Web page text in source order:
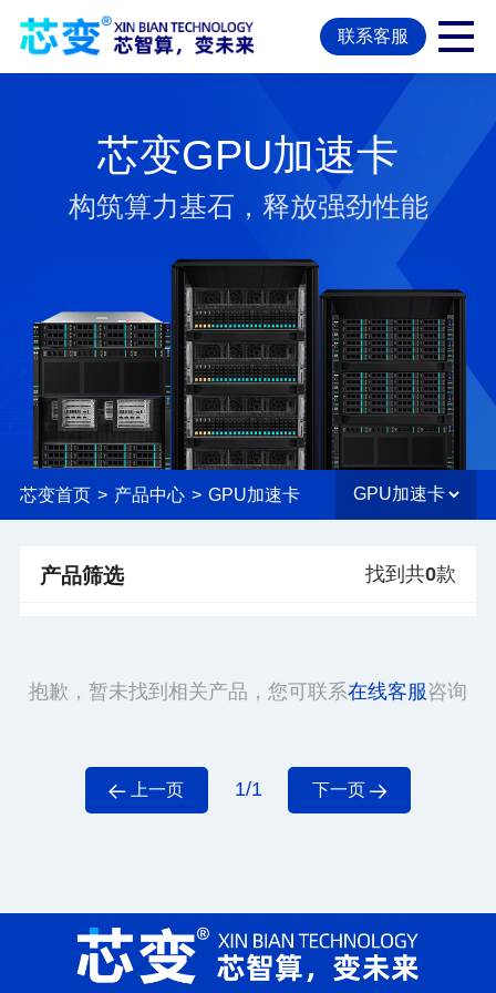
联系客服
芯变GPU加速卡
构筑算力基石，释放强劲性能
芯变首页 > 产品中心 > GPU加速卡
产品筛选 找到共0款
抱歉，暂未找到相关产品，您可联系在线客服 咨询
上一页 1/1 下一页